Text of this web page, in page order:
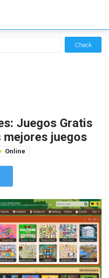
Check
Juegos Gratis
juegos
Online